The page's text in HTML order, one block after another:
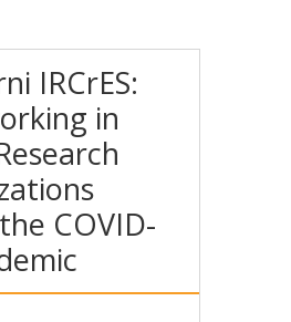
IRCrES:
in
COVID-